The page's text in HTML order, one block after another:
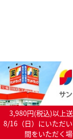
3,980円(税込)以上
8/16（日）にいただ
間をいただく